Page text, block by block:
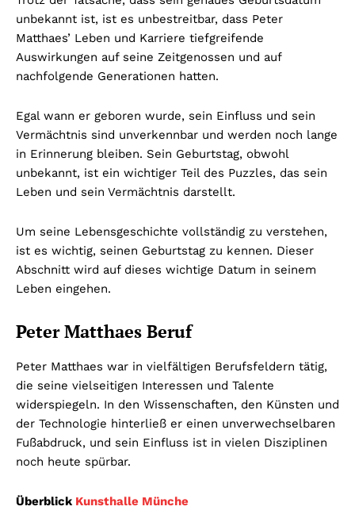
unbekannt ist, ist es unbestreitbar, dass Peter
Matthaes’ Leben und Karriere tiefgreifende
Auswirkungen auf seine Zeitgenossen und auf
nachfolgende Generationen hatten.
Egal wann er geboren wurde, sein Einfluss und sein
Vermächtnis sind unverkennbar und werden noch lange
in Erinnerung bleiben. Sein Geburtstag, obwohl
unbekannt, ist ein wichtiger Teil des Puzzles, das sein
Leben und sein Vermächtnis darstellt.
Um seine Lebensgeschichte vollständig zu verstehen,
ist es wichtig, seinen Geburtstag zu kennen. Dieser
Abschnitt wird auf dieses wichtige Datum in seinem
Leben eingehen.
Peter Matthaes Beruf
Peter Matthaes war in vielfältigen Berufsfeldern tätig,
die seine vielseitigen Interessen und Talente
widerspiegeln. In den Wissenschaften, den Künsten und
der Technologie hinterließ er einen unverwechselbaren
Fußabdruck, und sein Einfluss ist in vielen Disziplinen
noch heute spürbar.
Überblick Kunsthalle Münche